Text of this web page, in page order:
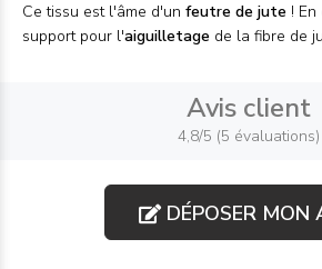
Ce tissu est l'âme d'un feutre de jute !
support pour l'aiguilletage de la fibre de
Avis client
4,8/5 (5 évaluations)
DÉPOSER MON